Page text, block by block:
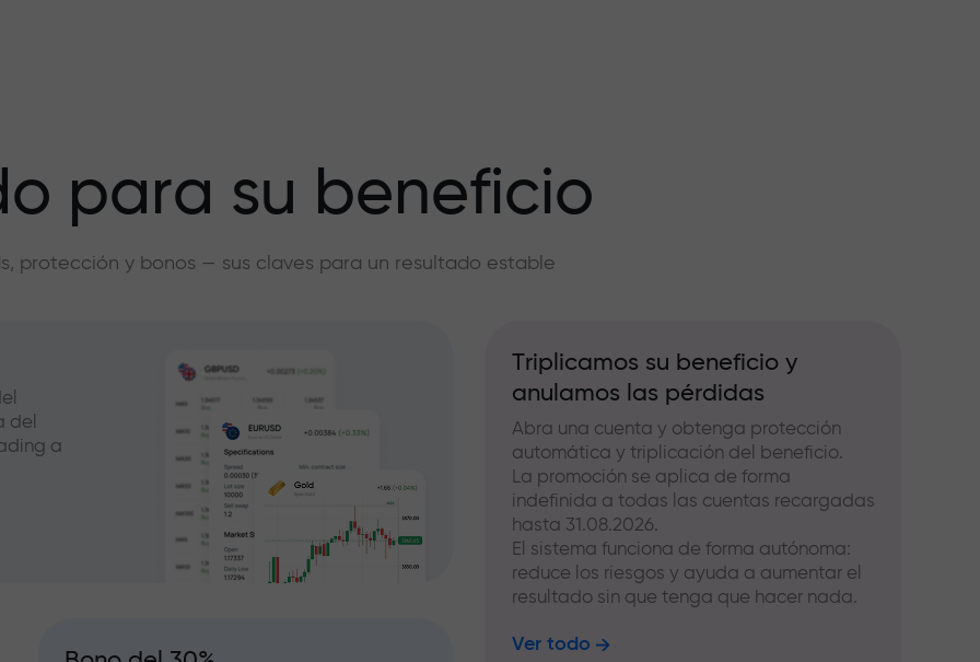
X1000 — el
para su beneficio
protección y bonos — sus claves para un resultado estable
del
a
Triplicamos su beneficio y
anulamos las pérdidas
Abra una cuenta y obtenga protección
automática y triplicación del beneficio.
La promoción se aplica de forma
indefinida a todas las cuentas recargadas
hasta 31.08.2026.
El sistema funciona de forma autónoma:
reduce los riesgos y ayuda a aumentar el
resultado sin que tenga que hacer nada.
Ver todo